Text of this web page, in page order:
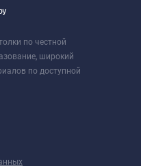
по честной
широкий
по доступной